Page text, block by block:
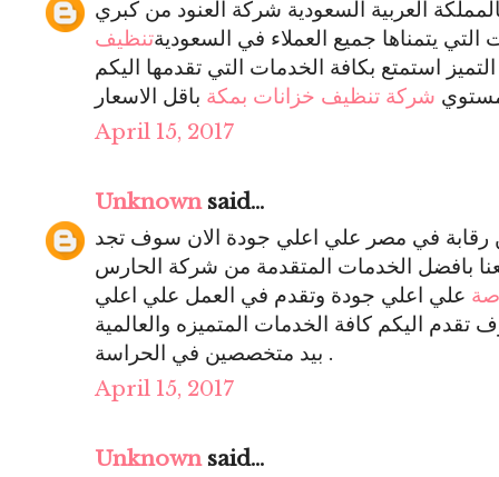
العربية السعودية شركة العنود من كبري
يتمناها جميع العملاء في السعوديةتنظيف
استمتع بكافة الخدمات التي تقدمها اليكم
شركة تنظيف خزانات بمكة
April 15, 2017
Unknownsaid...
رقابة في مصر علي اعلي جودة الان سوف تجد
بافضل الخدمات المتقدمة من شركة الحارس
علي اعلي جودة وتقدم في العمل علي اعلي
اليكم كافة الخدمات المتميزه والعالمية
بيد متخصصين في الحراسة .
April 15, 2017
Unknownsaid...